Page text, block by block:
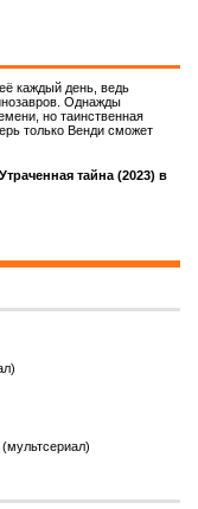
каждый день, ведь
Однажды
но таинственная
только Венди сможет
тайна (2023) в